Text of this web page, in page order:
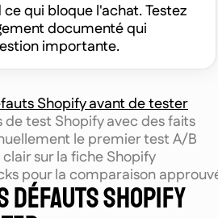
qui bloque l'achat. Testez
documenté qui
importante.
Shopify avant de tester
de test Shopify avec des faits
le premier test A/B
sur la fiche Shopify
pour la comparaison
DÉFAUTS SHOPIFY